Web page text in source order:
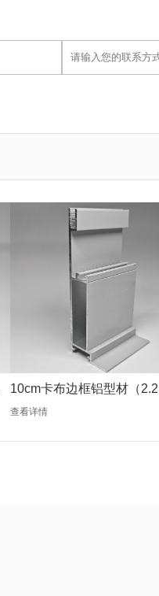
10cm卡布边框铝型材（
银色）
查看详情